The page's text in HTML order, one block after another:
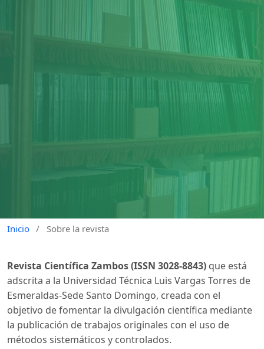
Inicio / Sobre la revista
Revista Científica Zambos(ISSN 3028-8843) que está
adscrita a la Universidad Técnica Luis Vargas Torres de
Esmeraldas-Sede Santo Domingo, creada con el
objetivo de fomentar la divulgación científica mediante
la publicación de trabajos originales con el uso de
métodos sistemáticos y controlados.